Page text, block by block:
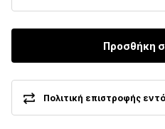
Προσθήκη
Πολιτική επιστροφής